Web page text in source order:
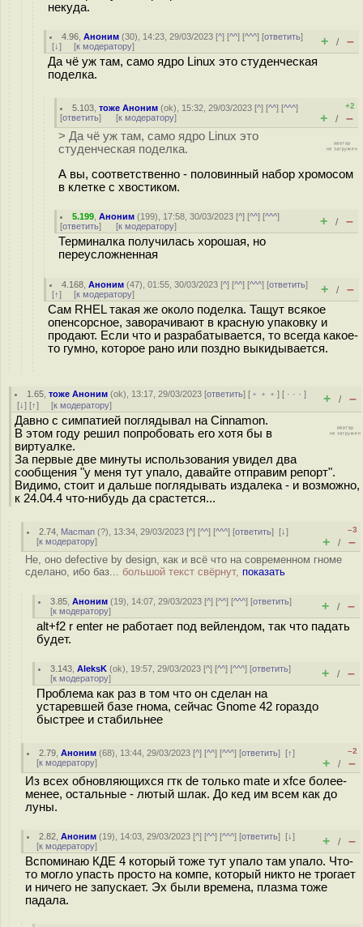
некуда.
4.96 ,Аноним (30), 14:23, 29/03/2023 [^] [^^] [^^^] [ответить]
[↓] [к модератору] + / –
Да чё уж там, само ядро Linux это студенческая
поделка.
5.103 ,тоже Аноним (ok), 15:32, 29/03/2023 [^] [^^] [^^^]
[ответить] [к модератору]
+2
+ / –
> Да чё уж там, само ядро Linux это
студенческая поделка.
А вы, соответственно - половинный набор хромосом
в клетке с хвостиком.
5.199 ,Аноним (199), 17:58, 30/03/2023 [^] [^^] [^^^]
[ответить] [к модератору] + / –
Терминалка получилась хорошая, но
переусложненная
4.168 ,Аноним (47), 01:55, 30/03/2023 [^] [^^] [^^^] [ответить]
[↑] [к модератору] + / –
Сам RHEL такая же около поделка. Тащут всякое
опенсорсное, заворачивают в красную упаковку и
продают. Если что и разрабатывается, то всегда какое-
то гумно, которое рано или поздно выкидывается.
1.65 ,тоже Аноним (ok), 13:17, 29/03/2023 [ответить] [ ﹢﹢﹢] [ · · ·]
[↓] [↑] [к модератору] + / –
Давно с симпатией поглядывал на Cinnamon.
В этом году решил попробовать его хотя бы в
виртуалке.
За первые две минуты использования увидел два
сообщения "у меня тут упало, давайте отправим репорт".
Видимо, стоит и дальше поглядывать издалека - и возможно,
к 24.04.4 что-нибудь да срастется...
2.74 Macman (?), 13:34, 29/03/2023 [^] [^^] [^^^] [ответить][↓]
[к модератору]
–3
+ / –
Не, оно defective by design, как и всё что на современном гноме
сделано, ибо баз... большой текст свёрнут, показать
3.85 ,Аноним (19), 14:07, 29/03/2023 [^] [^^] [^^^] [ответить]
[к модератору] + / –
alt+f2 r enter не работает под вейлендом, так что падать
будет.
3.143 ,AleksK (ok), 19:57, 29/03/2023 [^] [^^] [^^^] [ответить]
[к модератору] + / –
Проблема как раз в том что он сделан на
устаревшей базе гнома, сейчас Gnome 42 гораздо
быстрее и стабильнее
2.79 ,Аноним (68), 13:44, 29/03/2023 [^] [^^] [^^^] [ответить][↑]
[к модератору]
–2
+ / –
Из всех обновляющихся гтк de только mate и xfce более-
менее, остальные - лютый шлак. До кед им всем как до
луны.
2.82 ,Аноним (19), 14:03, 29/03/2023 [^] [^^] [^^^] [ответить][↓]
[к модератору] + / –
Вспоминаю КДЕ 4 который тоже тут упало там упало. Что-
то могло упасть просто на компе, который никто не трогает
и ничего не запускает. Эх были времена, плазма тоже
падала.